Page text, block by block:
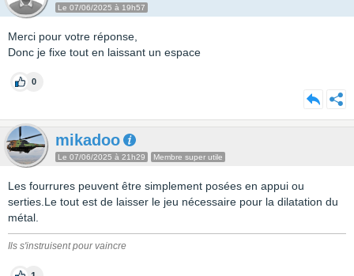
Le 07/06/2025 à 19h57
Merci pour votre réponse,
Donc je fixe tout en laissant un espace
0
mikadoo
Le 07/06/2025 à 21h29 Membre super utile
Les fourrures peuvent être simplement posées en appui ou
serties.Le tout est de laisser le jeu nécessaire pour la dilatation du
métal.
Ils s'instruisent pour vaincre